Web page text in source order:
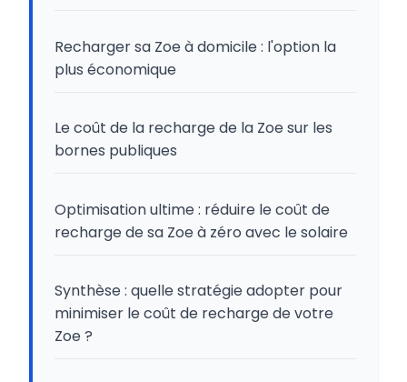
Recharger sa Zoe à domicile : l'option la
plus économique
Le coût de la recharge de la Zoe sur les
bornes publiques
Optimisation ultime : réduire le coût de
recharge de sa Zoe à zéro avec le solaire
Synthèse : quelle stratégie adopter pour
minimiser le coût de recharge de votre
Zoe ?